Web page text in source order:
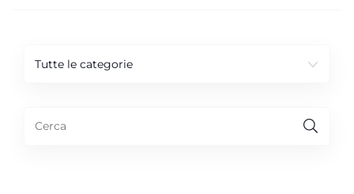
Tutte le categorie